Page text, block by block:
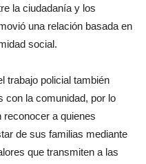
la ciudadanía y los
una relación basada en
social.
trabajo policial también
con la comunidad, por lo
a quienes
de sus familias mediante
que transmiten a las